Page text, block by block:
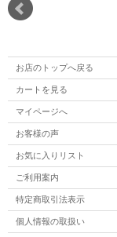
お店のトップへ戻る
カートを見る
マイページへ
お客様の声
お気に入りリスト
ご利用案内
特定商取引法表示
個人情報の取扱い